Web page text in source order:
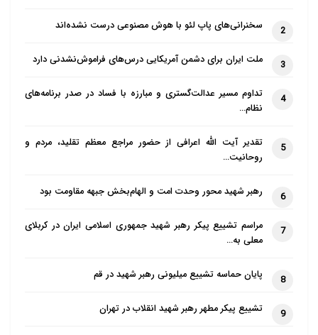
2 سخنرانی‌های پاپ لئو با هوش مصنوعی درست نشده‌اند
3 ملت ایران برای دشمن آمریکایی درس‌های فراموش‌نشدنی دارد
4
تداوم مسیر عدالت‌گستری و مبارزه با فساد در صدر برنامه‌های
نظام…
5
تقدیر آیت الله اعرافی از حضور مراجع معظم تقلید، مردم و
روحانیت…
6 رهبر شهید محور وحدت امت و الهام‌بخش جبهه مقاومت بود
7
مراسم تشییع پیکر رهبر شهید جمهوری اسلامی ایران در کربلای
معلی به…
8 پایان حماسه تشییع میلیونی رهبر شهید در قم
9 تشییع پیکر مطهر رهبر شهید انقلاب در تهران